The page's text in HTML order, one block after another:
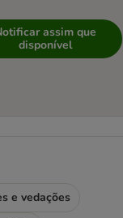
assim que
disponível
e vedações